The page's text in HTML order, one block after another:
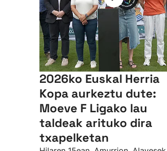
2026ko Euskal Herria
Kopa aurkeztu dute:
Moeve F Ligako lau
taldeak arituko dira
txapelketan